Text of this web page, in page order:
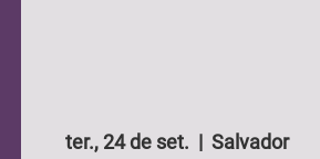
ter., 24 de set.
  |
Salvador